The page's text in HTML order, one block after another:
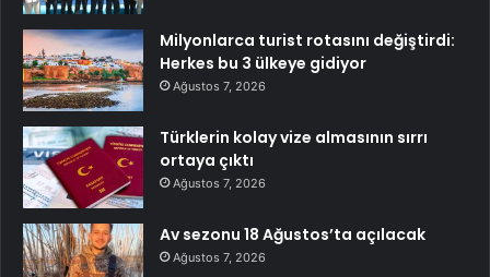
Milyonlarca turist rotasını değiştirdi:
Herkes bu 3 ülkeye gidiyor
Ağustos 7, 2026
Türklerin kolay vize almasının sırrı
ortaya çıktı
Ağustos 7, 2026
Av sezonu 18 Ağustos’ta açılacak
Ağustos 7, 2026